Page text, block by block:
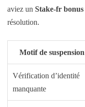
aviez un Stake-fr bonus
résolution.
Motif de suspension
Vérification d’identité
manquante